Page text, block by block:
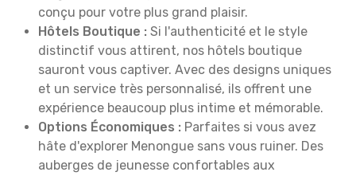
conçu pour votre plus grand plaisir.
Hôtels Boutique : Si l'authenticité et le style
distinctif vous attirent, nos hôtels boutique
sauront vous captiver. Avec des designs uniques
et un service très personnalisé, ils offrent une
expérience beaucoup plus intime et mémorable.
Options Économiques : Parfaites si vous avez
hâte d'explorer Menongue sans vous ruiner. Des
auberges de jeunesse confortables aux